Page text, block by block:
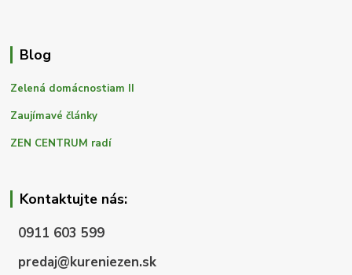
Blog
Zelená domácnostiam II
Zaujímavé články
ZEN CENTRUM radí
Kontaktujte nás:
0911 603 599
predaj@kureniezen.sk